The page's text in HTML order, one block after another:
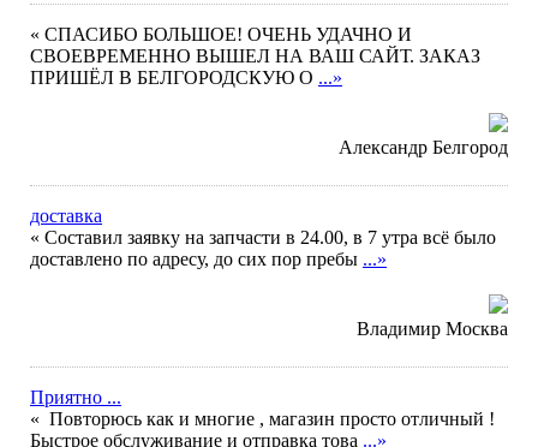
« СПАСИБО БОЛЬШОЕ! ОЧЕНЬ УДАЧНО И
СВОЕВРЕМЕННО ВЫШЕЛ НА ВАШ САЙТ. ЗАКАЗ
ПРИШЁЛ В БЕЛГОРОДСКУЮ О ...»
Александр Белгород
доставка
« Составил заявку на запчасти в 24.00, в 7 утра всё было
доставлено по адресу, до сих пор пребы ...»
Владимир Москва
Приятно ...
« Повторюсь как и многие , магазин просто отличный !
Быстрое обслуживание и отправка това ...»